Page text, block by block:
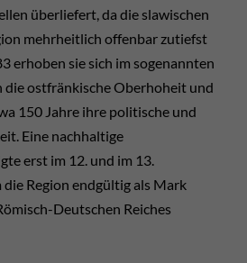
überliefert, da die slawischen
mehrheitlich offenbar zutiefst
erhoben sie sich im sogenannten
die ostfränkische Oberhoheit und
150 Jahre ihre politische und
Eine nachhaltige
erst im 12. und im 13.
Region endgültig als Mark
Deutschen Reiches